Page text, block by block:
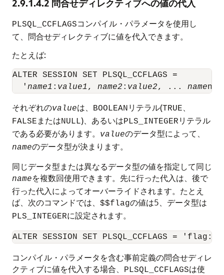
2.9.1.4.2 問合せディレクティブへの値の代入
PLSQL_CCFLAGSコンパイル・パラメータを使用し
て、問合せディレクティブに値を代入できます。
たとえば:
ALTER SESSION SET PLSQL_CCFLAGS =
  '
name1 : value1, name2 : value2, ... namen:
それぞれのvalueは、 BOOLEAN リテラル(TRUE
FALSE またはNULL)、あるいはPLS_INTEGER リテラル
である必要があります。
valueのデータ型によって、
nameのデータ型が決まります。
同じデータ型または異なるデータ型の値を指定して同じ
nameを複数回使用できます。先に行った代入は、後で
行った代入によってオーバーライドされます。たとえ
ば、次のコマンドでは、 $$flagの値は5、データ型は
PLS_INTEGERに設定されます。
コンパイル・パラメータを含む事前定義の問合せディレ
クティブに値を代入する場合、
PLSQL_CCFLAGSは使